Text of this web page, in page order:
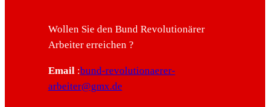
Wollen Sie den Bund Revolutionärer
Arbeiter erreichen ?
Email :bund-revolutionaerer-
arbeiter@gmx.de